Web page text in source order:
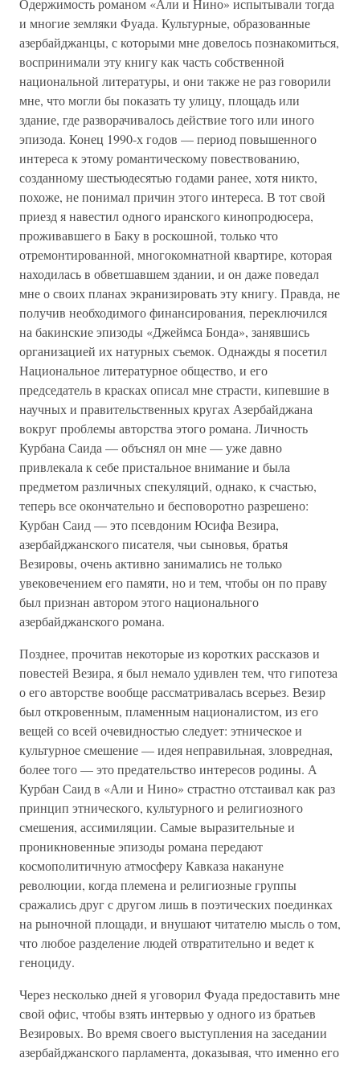
Одержимость романом «Али и Нино» испытывали тогда
и многие земляки Фуада. Культурные, образованные
азербайджанцы, с которыми мне довелось познакомиться,
воспринимали эту книгу как часть собственной
национальной литературы, и они также не раз говорили
мне, что могли бы показать ту улицу, площадь или
здание, где разворачивалось действие того или иного
эпизода. Конец 1990-х годов — период повышенного
интереса к этому романтическому повествованию,
созданному шестьюдесятью годами ранее, хотя никто,
похоже, не понимал причин этого интереса. В тот свой
приезд я навестил одного иранского кинопродюсера,
проживавшего в Баку в роскошной, только что
отремонтированной, многокомнатной квартире, которая
находилась в обветшавшем здании, и он даже поведал
мне о своих планах экранизировать эту книгу. Правда, не
получив необходимого финансирования, переключился
на бакинские эпизоды «Джеймса Бонда», занявшись
организацией их натурных съемок. Однажды я посетил
Национальное литературное общество, и его
председатель в красках описал мне страсти, кипевшие в
научных и правительственных кругах Азербайджана
вокруг проблемы авторства этого романа. Личность
Курбана Саида — объснял он мне — уже давно
привлекала к себе пристальное внимание и была
предметом различных спекуляций, однако, к счастью,
теперь все окончательно и бесповоротно разрешено:
Курбан Саид — это псевдоним Юсифа Везира,
азербайджанского писателя, чьи сыновья, братья
Везировы, очень активно занимались не только
увековечением его памяти, но и тем, чтобы он по праву
был признан автором этого национального
азербайджанского романа.
Позднее, прочитав некоторые из коротких рассказов и
повестей Везира, я был немало удивлен тем, что гипотеза
о его авторстве вообще рассматривалась всерьез. Везир
был откровенным, пламенным националистом, из его
вещей со всей очевидностью следует: этническое и
культурное смешение — идея неправильная, зловредная,
более того — это предательство интересов родины. А
Курбан Саид в «Али и Нино» страстно отстаивал как раз
принцип этнического, культурного и религиозного
смешения, ассимиляции. Самые выразительные и
проникновенные эпизоды романа передают
космополитичную атмосферу Кавказа накануне
революции, когда племена и религиозные группы
сражались друг с другом лишь в поэтических поединках
на рыночной площади, и внушают читателю мысль о том,
что любое разделение людей отвратительно и ведет к
геноциду.
Через несколько дней я уговорил Фуада предоставить мне
свой офис, чтобы взять интервью у одного из братьев
Везировых. Во время своего выступления на заседании
азербайджанского парламента, доказывая, что именно его